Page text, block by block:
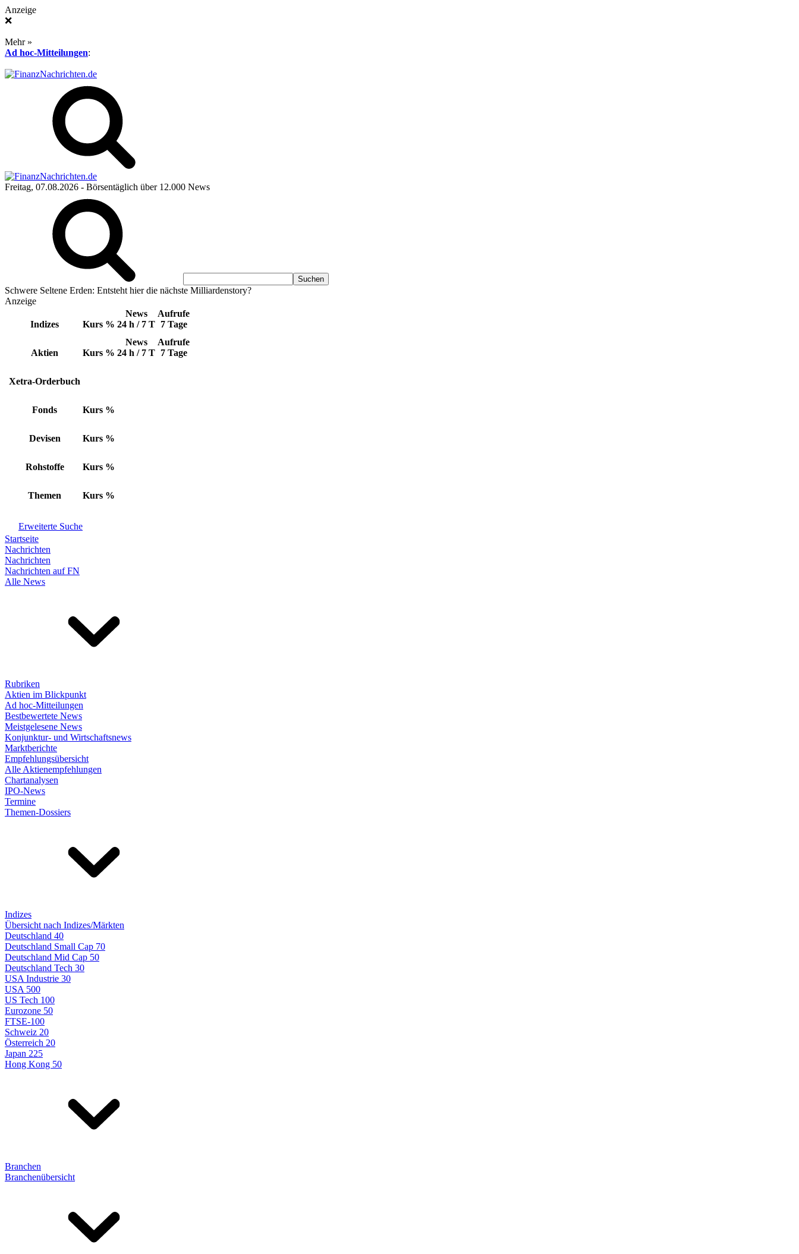
Anzeige
❌
Mehr »
Ad hoc-Mitteilungen:
Freitag, 07.08.2026 - Börsentäglich über 12.000 News
Schwere Seltene Erden: Entsteht hier die nächste Milliardenstory?
Anzeige
Indizes Kurs %
News
24 h / 7 T
Aufrufe
7 Tage
Aktien Kurs %
News
24 h / 7 T
Aufrufe
7 Tage
Xetra-Orderbuch
Fonds Kurs %
Devisen Kurs %
Rohstoffe Kurs %
Themen Kurs %
Erweiterte Suche
Startseite
Nachrichten
Nachrichten
Nachrichten auf FN
Alle News
Rubriken
Aktien im Blickpunkt
Ad hoc-Mitteilungen
Bestbewertete News
Meistgelesene News
Konjunktur- und Wirtschaftsnews
Marktberichte
Empfehlungsübersicht
Alle Aktienempfehlungen
Chartanalysen
IPO-News
Termine
Themen-Dossiers
Indizes
Übersicht nach Indizes/Märkten
Deutschland 40
Deutschland Small Cap 70
Deutschland Mid Cap 50
Deutschland Tech 30
USA Industrie 30
USA 500
US Tech 100
Eurozone 50
FTSE-100
Schweiz 20
Österreich 20
Japan 225
Hong Kong 50
Branchen
Branchenübersicht